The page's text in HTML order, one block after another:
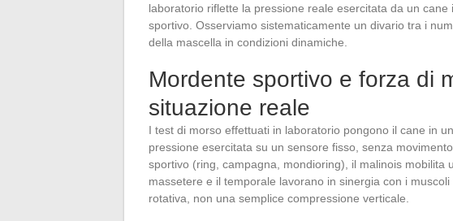
laboratorio riflette la pressione reale esercitata da un
sportivo. Osserviamo sistematicamente un divario tra i
della mascella in condizioni dinamiche.
Mordente sportivo e forza di
situazione reale
I test di morso effettuati in laboratorio pongono il cane in
pressione esercitata su un sensore fisso, senza
sportivo (ring, campagna, mondioring), il malinois mobilita
massetere e il temporale lavorano in sinergia con i
rotativa, non una semplice compressione verticale.